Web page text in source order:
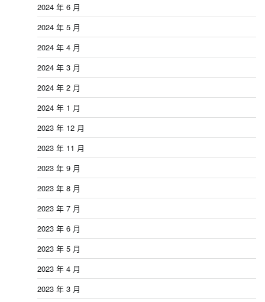
2024 年 6 月
2024 年 5 月
2024 年 4 月
2024 年 3 月
2024 年 2 月
2024 年 1 月
2023 年 12 月
2023 年 11 月
2023 年 9 月
2023 年 8 月
2023 年 7 月
2023 年 6 月
2023 年 5 月
2023 年 4 月
2023 年 3 月